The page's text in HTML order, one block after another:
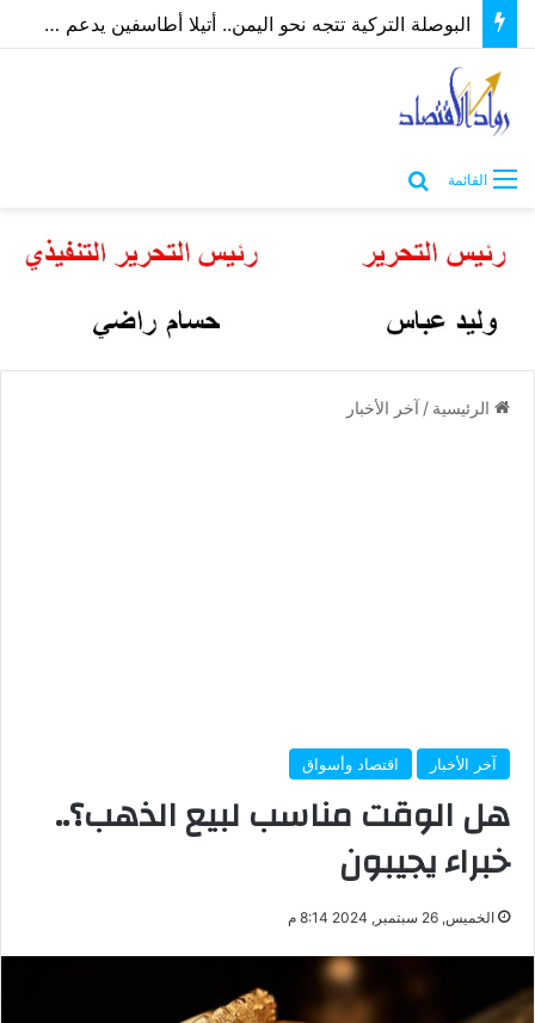
البوصلة التركية تتجه نحو اليمن.. أتيلا أطاسفين يدعم مسارات الشراكة الاقتصادية والاستثمارية
القائمة
الرئيسية / آخر الأخبار
آخر الأخبار اقتصاد وأسواق
هل الوقت مناسب لبيع الذهب؟..
خبراء يجيبون
الخميس, 26 سبتمبر, 2024 8:14 م